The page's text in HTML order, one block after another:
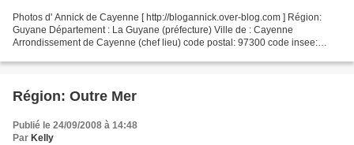
Photos d' Annick de Cayenne [ http://blogannick.over-blog.com ] Région:
Guyane Département : La Guyane (préfecture) Ville de : Cayenne
Arrondissement de Cayenne (chef lieu) code postal: 97300 code insee:
Région: Outre Mer
Publié le 24/09/2008 à 14:48
Par Kelly